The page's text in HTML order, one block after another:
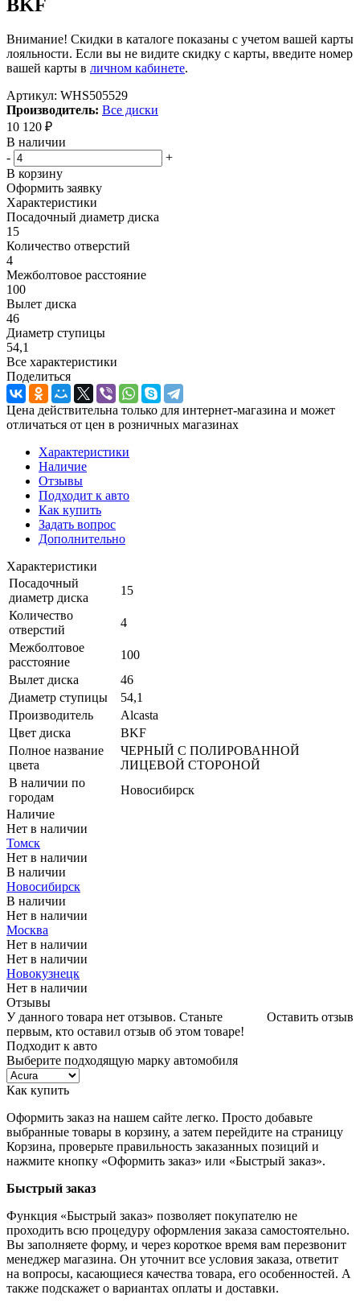
BKF
Внимание! Скидки в каталоге показаны с учетом вашей карты
лояльности. Если вы не видите скидку с карты, введите номер
вашей карты в личном кабинете.
Артикул: WHS505529
Производитель: Все диски
10 120 ₽
В наличии
-
+
В корзину
Оформить заявку
Характеристики
Посадочный диаметр диска
15
Количество отверстий
4
Межболтовое расстояние
100
Вылет диска
46
Диаметр ступицы
54,1
Все характеристики
Поделиться
Цена действительна только для интернет-магазина и может
отличаться от цен в розничных магазинах
Характеристики
Наличие
Отзывы
Подходит к авто
Как купить
Задать вопрос
Дополнительно
Характеристики
Посадочный
диаметр диска
15
Количество
отверстий
4
Межболтовое
расстояние
100
Вылет диска
46
Диаметр ступицы
54,1
Производитель
Alcasta
Цвет диска
BKF
Полное название
цвета
ЧЕРНЫЙ С ПОЛИРОВАННОЙ
ЛИЦЕВОЙ СТОРОНОЙ
В наличии по
городам
Новосибирск
Наличие
Нет в наличии
Томск
Нет в наличии
В наличии
Новосибирск
В наличии
Нет в наличии
Москва
Нет в наличии
Нет в наличии
Новокузнецк
Нет в наличии
Отзывы
Оставить отзыв
У данного товара нет отзывов. Станьте
первым, кто оставил отзыв об этом товаре!
Подходит к авто
Выберите подходящую марку автомобиля
Как купить
Оформить заказ на нашем сайте легко. Просто добавьте
выбранные товары в корзину, а затем перейдите на страницу
Корзина, проверьте правильность заказанных позиций и
нажмите кнопку «Оформить заказ» или «Быстрый заказ».
Быстрый заказ
Функция «Быстрый заказ» позволяет покупателю не
проходить всю процедуру оформления заказа самостоятельно.
Вы заполняете форму, и через короткое время вам перезвонит
менеджер магазина. Он уточнит все условия заказа, ответит
на вопросы, касающиеся качества товара, его особенностей. А
также подскажет о вариантах оплаты и доставки.